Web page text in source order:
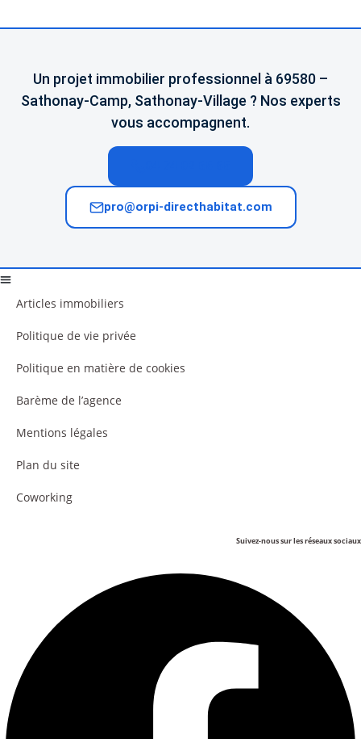
Un projet immobilier professionnel à 69580 –
Sathonay-Camp, Sathonay-Village ? Nos experts
vous accompagnent.
pro@orpi-directhabitat.com
Articles immobiliers
Politique de vie privée
Politique en matière de cookies
Barème de l’agence
Mentions légales
Plan du site
Coworking
Suivez-nous sur les réseaux sociaux